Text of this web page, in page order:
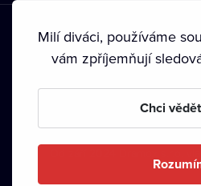
Podmínky používání • Ochrana
• Autorská
Milí diváci, používáme
vám zpříjemňují
Chci